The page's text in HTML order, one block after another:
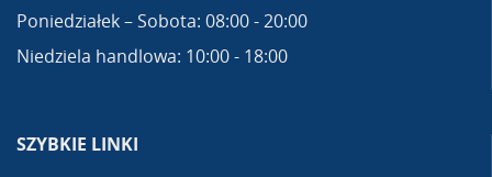
Poniedziałek – Sobota: 08:00 - 20:00
Niedziela handlowa: 10:00 - 18:00
SZYBKIE LINKI